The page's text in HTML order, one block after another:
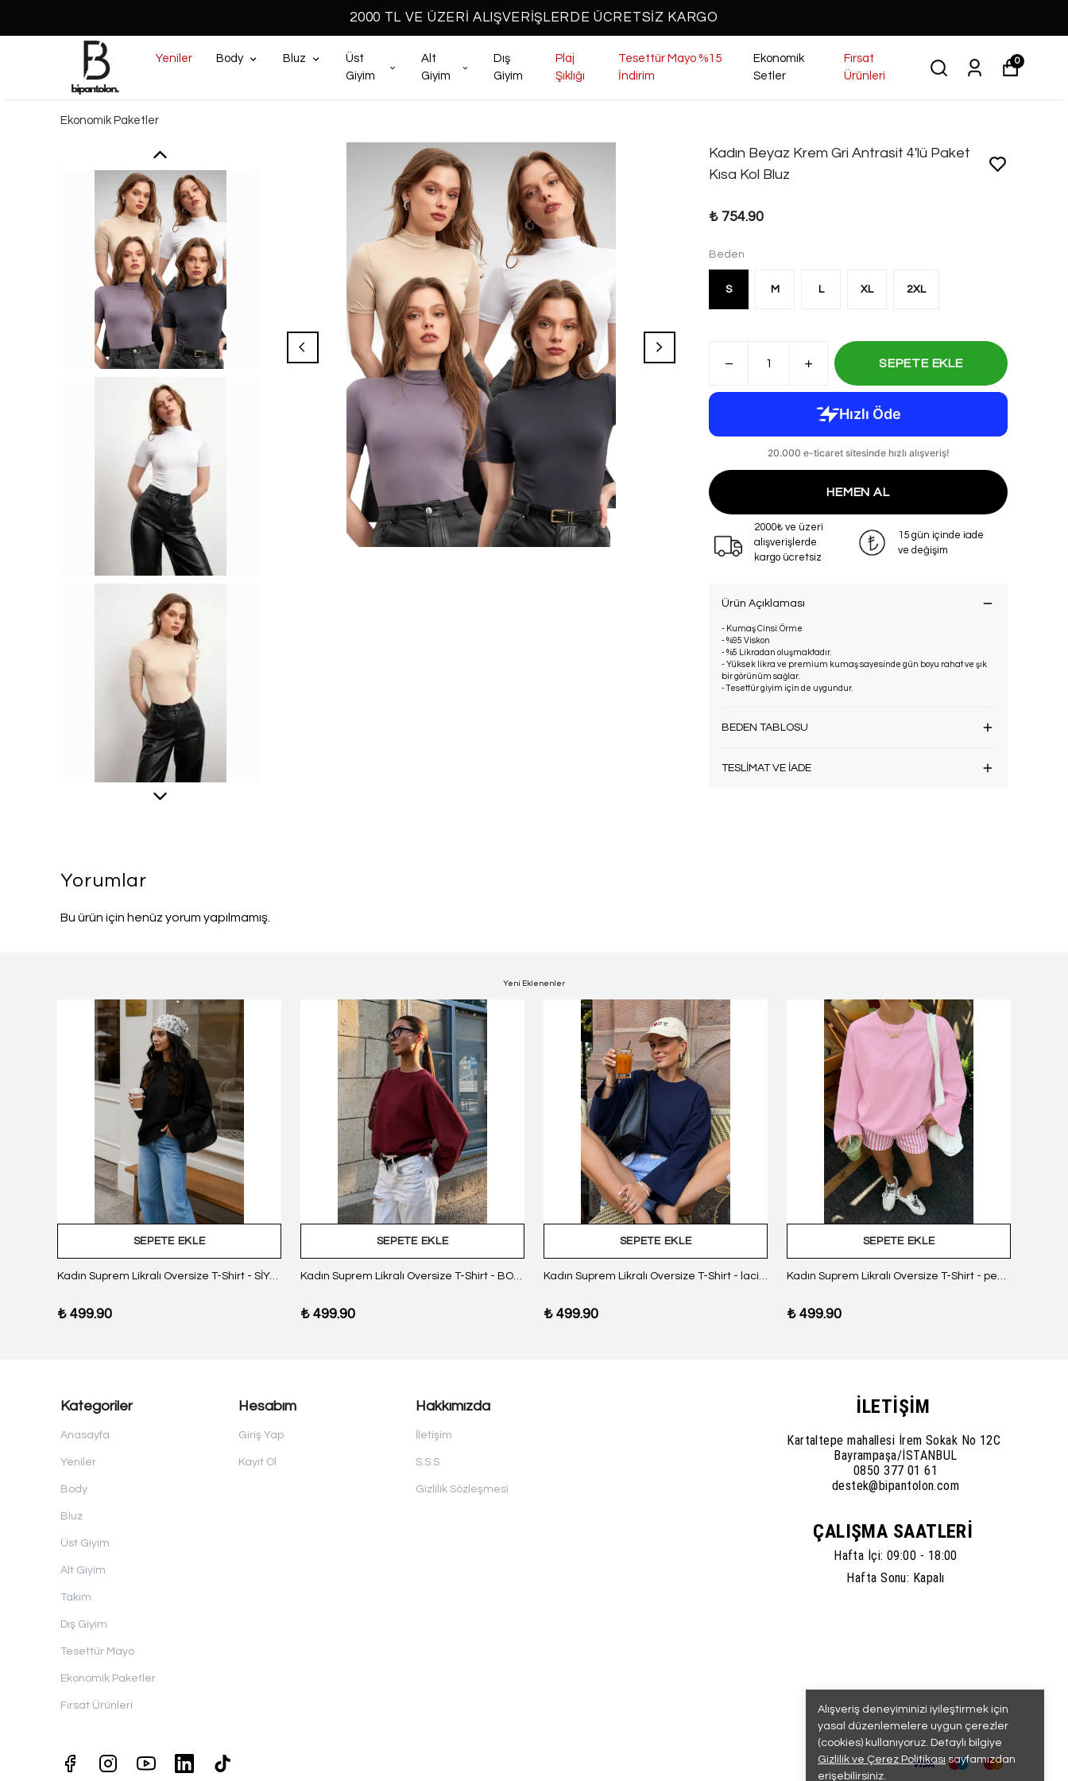
2000 TL VE ÜZERİ ALIŞVERİŞLERDE ÜCRETSİZ KARGO
Yeniler Body Bluz
Üst
Giyim
Alt
Giyim
Dış
Giyim
Plaj
Şıklığı
Tesettür Mayo %15
İndirim
Ekonomik
Setler
Fırsat
Ürünleri
0
Alışveriş deneyiminizi iyileştirmek için
yasal düzenlemelere uygun çerezler
(cookies) kullanıyoruz. Detaylı bilgiye
Gizlilik ve Çerez Politikası sayfamızdan
erişebilirsiniz.
Ekonomik Paketler
Kadın Beyaz Krem Gri Antrasit 4'lü Paket
Kısa Kol Bluz
₺ 754.90
Beden
S M L XL 2XL
SEPETE EKLE
HEMEN AL
2000₺ ve üzeri
alışverişlerde
kargo ücretsiz
15 gün içinde iade
ve değişim
Ürün Açıklaması
- Kumaş Cinsi: Örme
- %95 Viskon
- %5 Likradan oluşmaktadır.
- Yüksek likra ve premium kumaş sayesinde gün boyu rahat ve şık
bir görünüm sağlar.
- Tesettür giyim için de uygundur.
BEDEN TABLOSU
TESLİMAT VE İADE
Yorumlar
Bu ürün için henüz yorum yapılmamış.
Yeni Eklenenler
SEPETE EKLE
Kadın Suprem Likralı Oversize T-Shirt - SİYAH
₺ 499.90
SEPETE EKLE
Kadın Suprem Likralı Oversize T-Shirt - BORDO
₺ 499.90
SEPETE EKLE
Kadın Suprem Likralı Oversize T-Shirt - lacivert
₺ 499.90
SEPETE EKLE
Kadın Suprem Likralı Oversize T-Shirt - pembe
₺ 499.90
Kategoriler
Anasayfa
Yeniler
Body
Bluz
Üst Giyim
Alt Giyim
Takım
Dış Giyim
Tesettür Mayo
Ekonomik Paketler
Fırsat Ürünleri
Hesabım
Giriş Yap
Kayıt Ol
Hakkımızda
İletişim
S.S.S
Gizlilik Sözleşmesi
İLETİŞİM
Kartaltepe mahallesi İrem Sokak No 12C
Bayrampaşa/İSTANBUL
0850 377 01 61
destek@bipantolon.com
ÇALIŞMA SAATLERİ
Hafta İçi: 09:00 - 18:00
Hafta Sonu: Kapalı